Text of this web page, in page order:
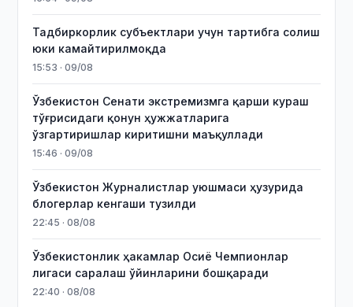
Тадбиркорлик субъектлари учун тартибга солиш
юки камайтирилмоқда
15:53 · 09/08
Ўзбекистон Сенати экстремизмга қарши кураш
тўғрисидаги қонун ҳужжатларига
ўзгартиришлар киритишни маъқуллади
15:46 · 09/08
Ўзбекистон Журналистлар уюшмаси ҳузурида
блогерлар кенгаши тузилди
22:45 · 08/08
Ўзбекистонлик ҳакамлар Осиё Чемпионлар
лигаси саралаш ўйинларини бошқаради
22:40 · 08/08